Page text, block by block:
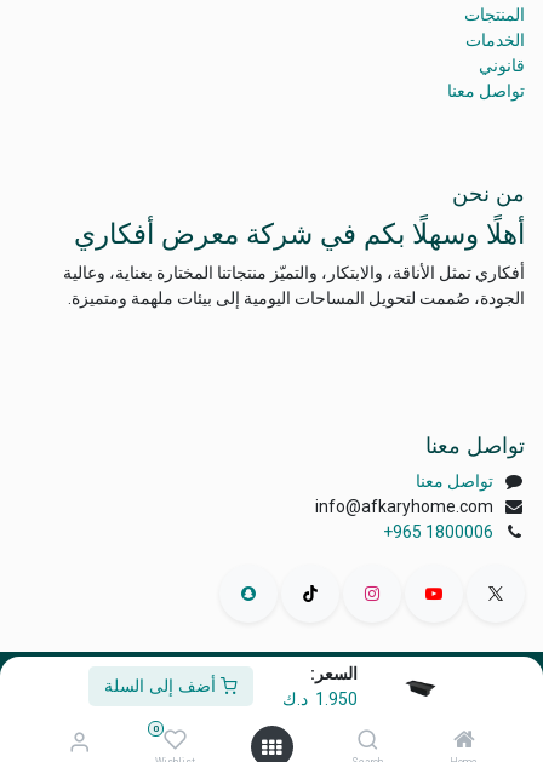
السعر:
1.950 د.ك
أضف إلى السلة
0
المنتجات
الخدمات
قانوني
تواصل معنا
من نحن
أهلًا وسهلًا بكم في شركة معرض أفكاري
أفكاري تمثل الأناقة، والابتكار، والتميّز منتجاتنا المختارة بعناية، وعالية
الجودة، صُممت لتحويل المساحات اليومية إلى بيئات ملهمة ومتميزة.
تواصل معنا
تواصل معنا
info@afkaryhome.com
+965 1800006
الْعَرَبيّة English (US)
مشغل بواسطة - رقم واحد التجارة الإلكترونية مفتوحة المصدر